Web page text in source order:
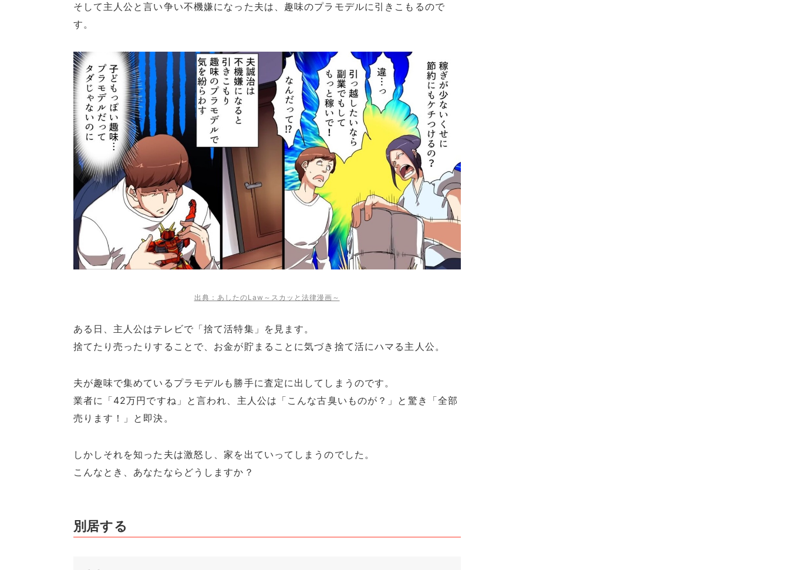
そして主人公と言い争い不機嫌になった夫は、趣味のプラモデルに引きこもるので
す。
出典：あしたのLaw～スカッと法律漫画～
ある日、主人公はテレビで「捨て活特集」を見ます。
捨てたり売ったりすることで、お金が貯まることに気づき捨て活にハマる主人公。
夫が趣味で集めているプラモデルも勝手に査定に出してしまうのです。
業者に「42万円ですね」と言われ、主人公は「こんな古臭いものが？」と驚き「全部
売ります！」と即決。
しかしそれを知った夫は激怒し、家を出ていってしまうのでした。
こんなとき、あなたならどうしますか？
別居する